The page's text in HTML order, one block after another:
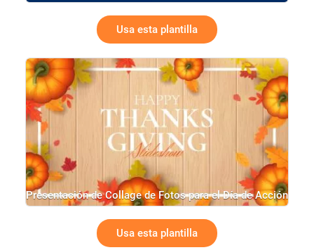
Usa esta plantilla
Presentación de Collage de Fotos para el Día de Acción
de Gracias
Usa esta plantilla